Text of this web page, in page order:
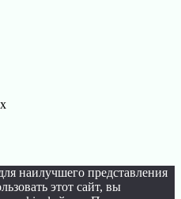
наилучшего представления
этот сайт, вы